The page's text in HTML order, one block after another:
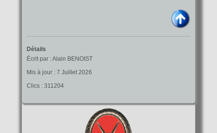
Détails
Écrit par :Alain BENOIST
Mis à jour : 7 Juillet 2026
Clics : 311204